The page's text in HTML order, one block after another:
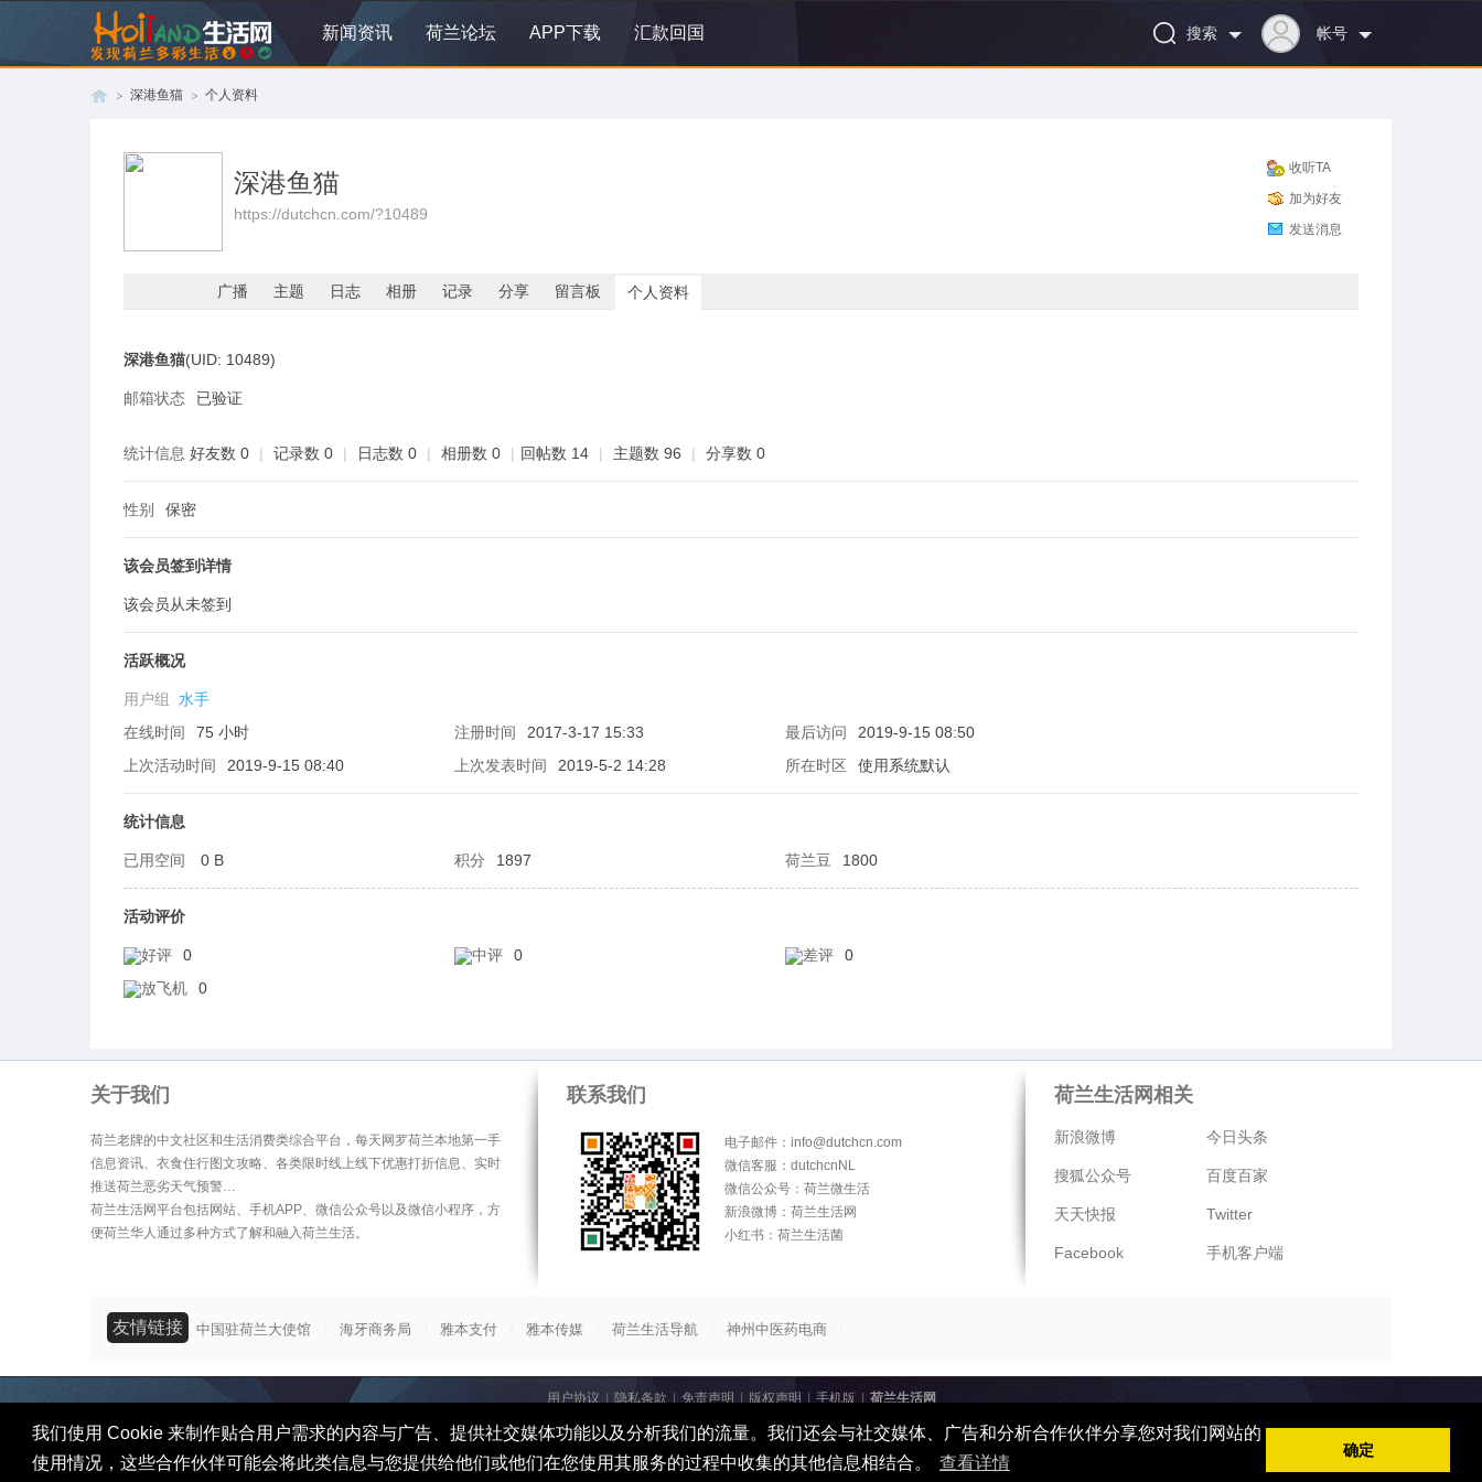
我们使用 Cookie 来制作贴合用户需求的内容与广告、提供社交媒体功能以及分析我们的流量。我们还会与社交媒体、广告和分析合作伙伴分享您对我们网站的
使用情况，这些合作伙伴可能会将此类信息与您提供给他们或他们在您使用其服务的过程中收集的其他信息相结合。
查看详情
确定
新闻资讯 荷兰论坛 APP下载 汇款回国 帐号
搜索
深港鱼猫 个人资料
收听TA
加为好友
发送消息
深港鱼猫
https://dutchcn.com/?10489
广播 主题 日志 相册 记录 分享 留言板 个人资料
深港鱼猫(UID: 10489)
邮箱状态 已验证
统计信息 好友数 0 | 记录数 0 | 日志数 0 | 相册数 0 | 回帖数 14 | 主题数 96 | 分享数 0
性别 保密
该会员签到详情
该会员从未签到
活跃概况
用户组 水手
在线时间
75 小时 注册时间 2017-3-17 15:33 最后访问
2019-9-15 08:50
上次活动时间
2019-9-15 08:40 上次发表时间 2019-5-2 14:28 所在时区 使用系统默认
统计信息
已用空间 0 B 积分 1897 荷兰豆 1800
活动评价
好评 0 中评 0 差评
0
放飞机
0
关于我们
荷兰老牌的中文社区和生活消费类综合平台，每天网罗荷兰本地第一手
信息资讯、衣食住行图文攻略、各类限时线上线下优惠打折信息、实时
推送荷兰恶劣天气预警…
荷兰生活网平台包括网站、手机APP、微信公众号以及微信小程序，方
便荷兰华人通过多种方式了解和融入荷兰生活。
联系我们
电子邮件：info@dutchcn.com
微信客服：dutchcnNL
微信公众号：荷兰微生活
新浪微博：荷兰生活网
小红书：荷兰生活菌
荷兰生活网相关
新浪微博 今日头条
搜狐公众号 百度百家
天天快报 Twitter
Facebook 手机客户端
友情链接 中国驻荷兰大使馆 海牙商务局 雅本支付 雅本传媒 荷兰生活导航 神州中医药电商
用户协议 隐私条款 免责声明 版权声明 手机版
荷兰生活网
© 2013-2026 荷兰生活网
All Rights Reserved
(广州雅本通信科技有限公司 粤ICP备16041038号)